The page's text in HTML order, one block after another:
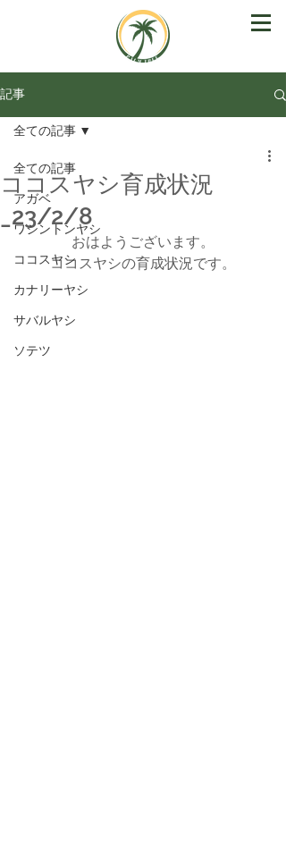
記事
全ての記事
アガベ
ワシントンヤシ
ココスヤシ
カナリーヤシ
サバルヤシ
ソテツ
全ての記事
ココスヤシ育成状況
_23/2/8
おはようございます。
ココスヤシの育成状況です。